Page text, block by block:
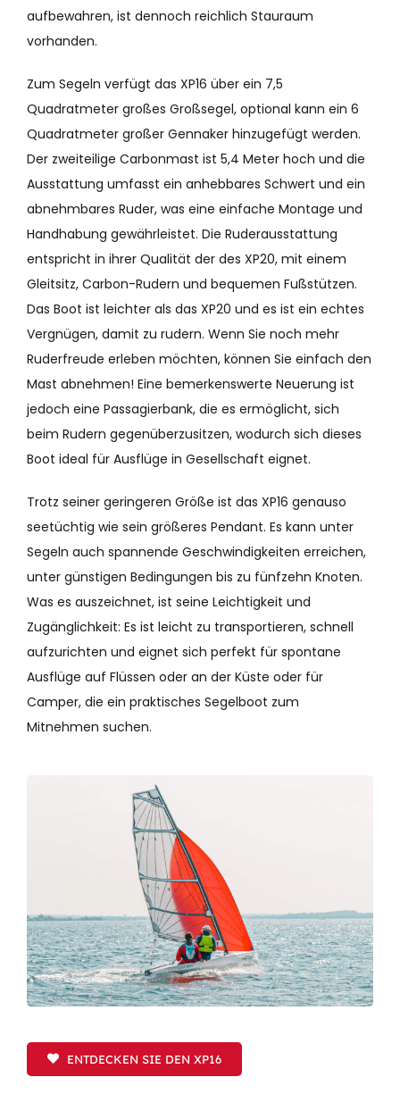
aufbewahren, ist dennoch reichlich Stauraum
vorhanden.
Zum Segeln verfügt das XP16 über ein 7,5
Quadratmeter großes Großsegel, optional kann ein 6
Quadratmeter großer Gennaker hinzugefügt werden.
Der zweiteilige Carbonmast ist 5,4 Meter hoch und die
Ausstattung umfasst ein anhebbares Schwert und ein
abnehmbares Ruder, was eine einfache Montage und
Handhabung gewährleistet. Die Ruderausstattung
entspricht in ihrer Qualität der des XP20, mit einem
Gleitsitz, Carbon-Rudern und bequemen Fußstützen.
Das Boot ist leichter als das XP20 und es ist ein echtes
Vergnügen, damit zu rudern. Wenn Sie noch mehr
Ruderfreude erleben möchten, können Sie einfach den
Mast abnehmen! Eine bemerkenswerte Neuerung ist
jedoch eine Passagierbank, die es ermöglicht, sich
beim Rudern gegenüberzusitzen, wodurch sich dieses
Boot ideal für Ausflüge in Gesellschaft eignet.
Trotz seiner geringeren Größe ist das XP16 genauso
seetüchtig wie sein größeres Pendant. Es kann unter
Segeln auch spannende Geschwindigkeiten erreichen,
unter günstigen Bedingungen bis zu fünfzehn Knoten.
Was es auszeichnet, ist seine Leichtigkeit und
Zugänglichkeit: Es ist leicht zu transportieren, schnell
aufzurichten und eignet sich perfekt für spontane
Ausflüge auf Flüssen oder an der Küste oder für
Camper, die ein praktisches Segelboot zum
Mitnehmen suchen.
ENTDECKEN SIE DEN XP16